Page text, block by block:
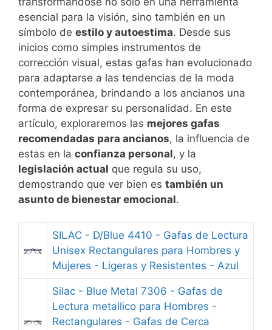
esencial para la visión, sino también en un
símbolo de estilo y autoestima. Desde sus
inicios como simples instrumentos de
corrección visual, estas gafas han evolucionado
para adaptarse a las tendencias de la moda
contemporánea, brindando a los ancianos una
forma de expresar su personalidad. En este
artículo, exploraremos las mejores gafas
recomendadas para ancianos, la influencia de
estas en la confianza personal, y la
legislación actual que regula su uso,
demostrando que ver bien es también un
asunto de bienestar emocional.
SILAC - D/Blue 4410 - Gafas de Lectura
Unisex Rectangulares para Hombres y
Mujeres - Ligeras y Resistentes - Azul
Silac - Blue Metal 7306 - Gafas de
Lectura metallico para Hombres -
Rectangulares - Gafas de Cerca